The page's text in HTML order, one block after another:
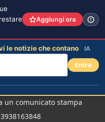
un comunicato stampa
Aggiungi ora
le notizie che contano IA
Entra